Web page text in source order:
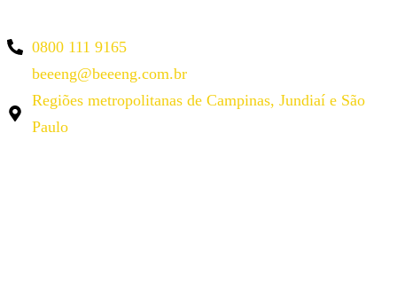
0800 111 9165
beeeng@beeeng.com.br
Regiões metropolitanas de Campinas, Jundiaí e São
Paulo